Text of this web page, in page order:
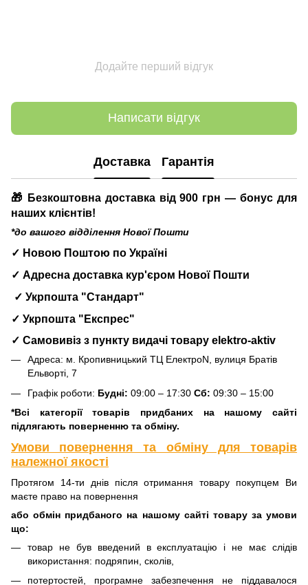
Додайте перший відгук
Написати відгук
Доставка Гарантія
🎁 Безкоштовна доставка від 900 грн — бонус для
наших клієнтів!
*до вашого відділення Нової Пошти
✓ Новою Поштою по Україні
✓ Адресна доставка кур'єром Нової Пошти
✓ Укрпошта "Стандарт"
✓ Укрпошта "Експрес"
✓ Самовивіз з пункту видачі товару elektro-aktiv
Адреса: м. Кропивницький ТЦ ЕлектроN, вулиця Братів
Ельворті, 7
Графік роботи: Будні: 09:00 – 17:30 Сб: 09:30 – 15:00
*Всі категорії товарів придбаних на нашому сайті
підлягають поверненню та обміну.
Умови повернення та обміну для товарів
належної якості
Протягом 14-ти днів після отримання товару покупцем Ви
маєте право на повернення
або обмін придбаного на нашому сайті товару за умови
що:
товар не був введений в експлуатацію і не має слідів
використання: подряпин, сколів,
потертостей, програмне забезпечення не піддавалося